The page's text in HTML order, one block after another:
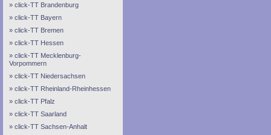
click-TT Brandenburg
click-TT Bayern
click-TT Bremen
click-TT Hessen
click-TT Mecklenburg-
Vorpommern
click-TT Niedersachsen
click-TT Rheinland-Rheinhessen
click-TT Pfalz
click-TT Saarland
click-TT Sachsen-Anhalt